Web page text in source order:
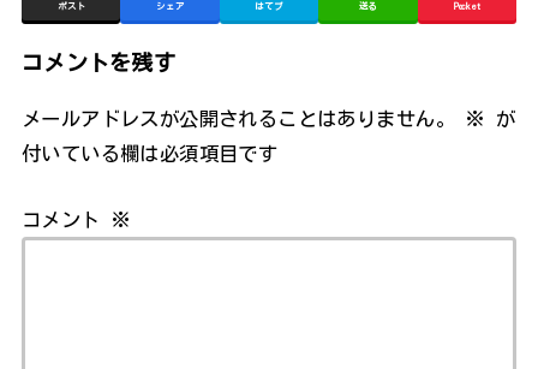
ポスト シェア はてブ 送る Pocket
コメントを残す
メールアドレスが公開されることはありません。 ※
が
付いている欄は必須項目です
コメント ※